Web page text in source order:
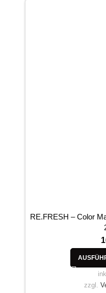
RE.FRESH – Color
zzgl.